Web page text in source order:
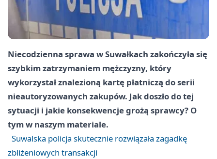
Niecodzienna sprawa w Suwałkach zakończyła się
szybkim zatrzymaniem mężczyzny, który
wykorzystał znalezioną kartę płatniczą do serii
nieautoryzowanych zakupów. Jak doszło do tej
sytuacji i jakie konsekwencje grożą sprawcy? O
tym w naszym materiale.
Suwalska policja skutecznie rozwiązała zagadkę
zbliżeniowych transakcji